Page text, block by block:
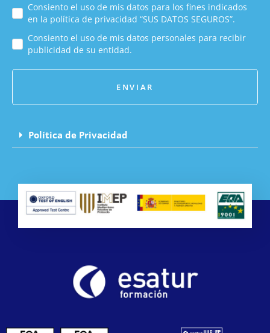
Consiento el uso de mis datos para los fines indicados
en la política de privacidad “SUS DATOS SEGUROS”.
Consiento el uso de mis datos personales para recibir
publicidad de su entidad.
ENVIAR
Política de Privacidad